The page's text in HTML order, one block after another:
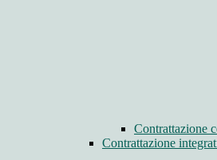
Contrattazione
Contrattazione